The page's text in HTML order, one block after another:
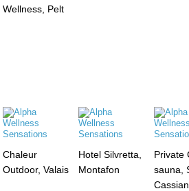
Wellness, Pelt
Chaleur
Outdoor, Valais
Hotel Silvretta,
Montafon
Private
sauna,